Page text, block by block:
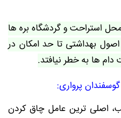
استراحت و گردشگاه بره ها
بهداشتی تا حد امکان در
ها به خطر نیافتد.
پرواری:
اصلی ترین عامل چاق کردن